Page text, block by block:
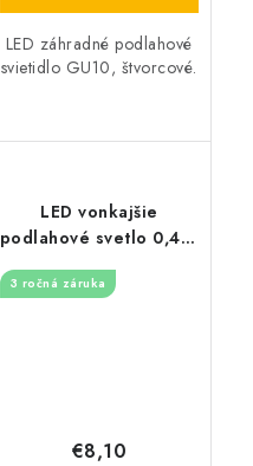
LED záhradné podlahové
svietidlo GU10, štvorcové.
LED vonkajšie
podlahové svetlo 0,4W
/ IP67 FL101 / 4000K -
LFL120
3 ročná záruka
€8,10